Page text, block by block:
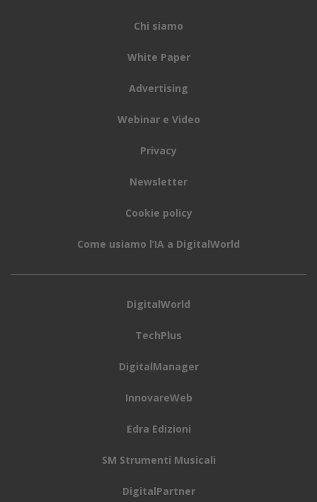
Chi siamo
White Paper
Advertising
Webinar e Video
Privacy
Newsletter
Cookie policy
Come usiamo l’IA a DigitalWorld
DigitalWorld
TechPlus
DigitalManager
InnovareWeb
Edra Edizioni
SM Strumenti Musicali
DigitalPartner